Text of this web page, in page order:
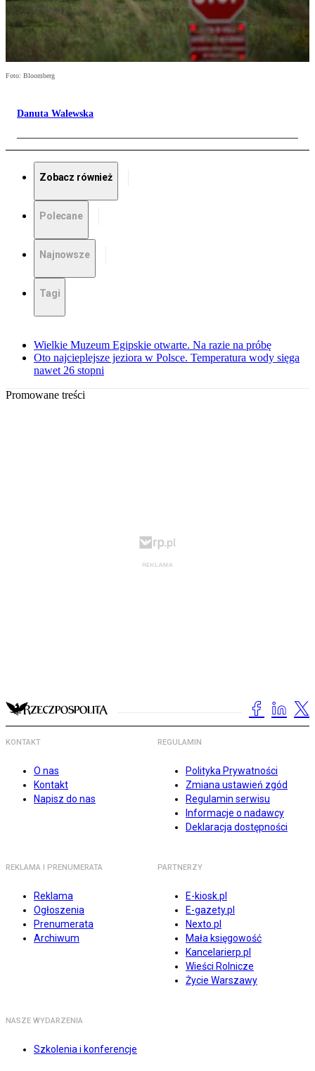
Foto: Bloomberg
Danuta Walewska
Zobacz również
Polecane
Najnowsze
Tagi
Wielkie Muzeum Egipskie otwarte. Na razie na próbę
Oto najcieplejsze jeziora w Polsce. Temperatura wody sięga
nawet 26 stopni
Promowane treści
KONTAKT
O nas
Kontakt
Napisz do nas
REGULAMIN
Polityka Prywatności
Zmiana ustawień zgód
Regulamin serwisu
Informacje o nadawcy
Deklaracja dostępności
REKLAMA I PRENUMERATA
Reklama
Ogłoszenia
Prenumerata
Archiwum
PARTNERZY
E-kiosk.pl
E-gazety.pl
Nexto.pl
Mała księgowość
Kancelarierp.pl
Wieści Rolnicze
Życie Warszawy
NASZE WYDARZENIA
Szkolenia i konferencje